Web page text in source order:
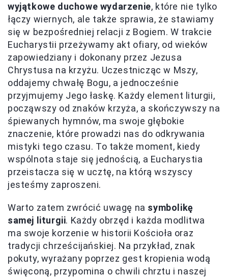
wyjątkowe duchowe wydarzenie, które nie tylko
łączy wiernych, ale także sprawia, że stawiamy
się w bezpośredniej relacji z Bogiem. W trakcie
Eucharystii przeżywamy akt ofiary, od wieków
zapowiedziany i dokonany przez Jezusa
Chrystusa na krzyżu. Uczestnicząc w Mszy,
oddajemy chwałę Bogu, a jednocześnie
przyjmujemy Jego łaskę. Każdy element liturgii,
począwszy od znaków krzyża, a skończywszy na
śpiewanych hymnów, ma swoje głębokie
znaczenie, które prowadzi nas do odkrywania
mistyki tego czasu. To także moment, kiedy
wspólnota staje się jednością, a Eucharystia
przeistacza się w ucztę, na którą wszyscy
jesteśmy zaproszeni.
Warto zatem zwrócić uwagę na symbolikę
samej liturgii. Każdy obrzęd i każda modlitwa
ma swoje korzenie w historii Kościoła oraz
tradycji chrześcijańskiej. Na przykład, znak
pokuty, wyrażany poprzez gest kropienia wodą
święconą, przypomina o chwili chrztu i naszej